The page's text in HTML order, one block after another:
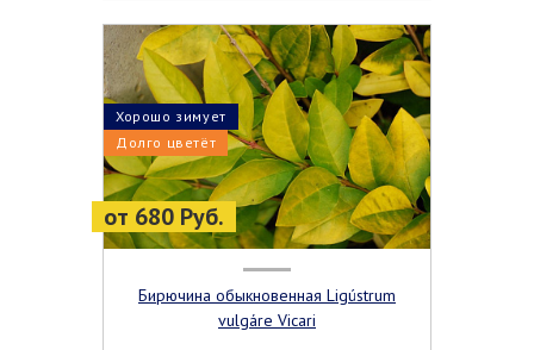
от 680 Руб.
Долго цветёт
Хорошо зимует
Бирючина обыкновенная Ligústrum
vulgáre Vicari